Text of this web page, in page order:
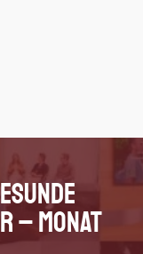
– Monat